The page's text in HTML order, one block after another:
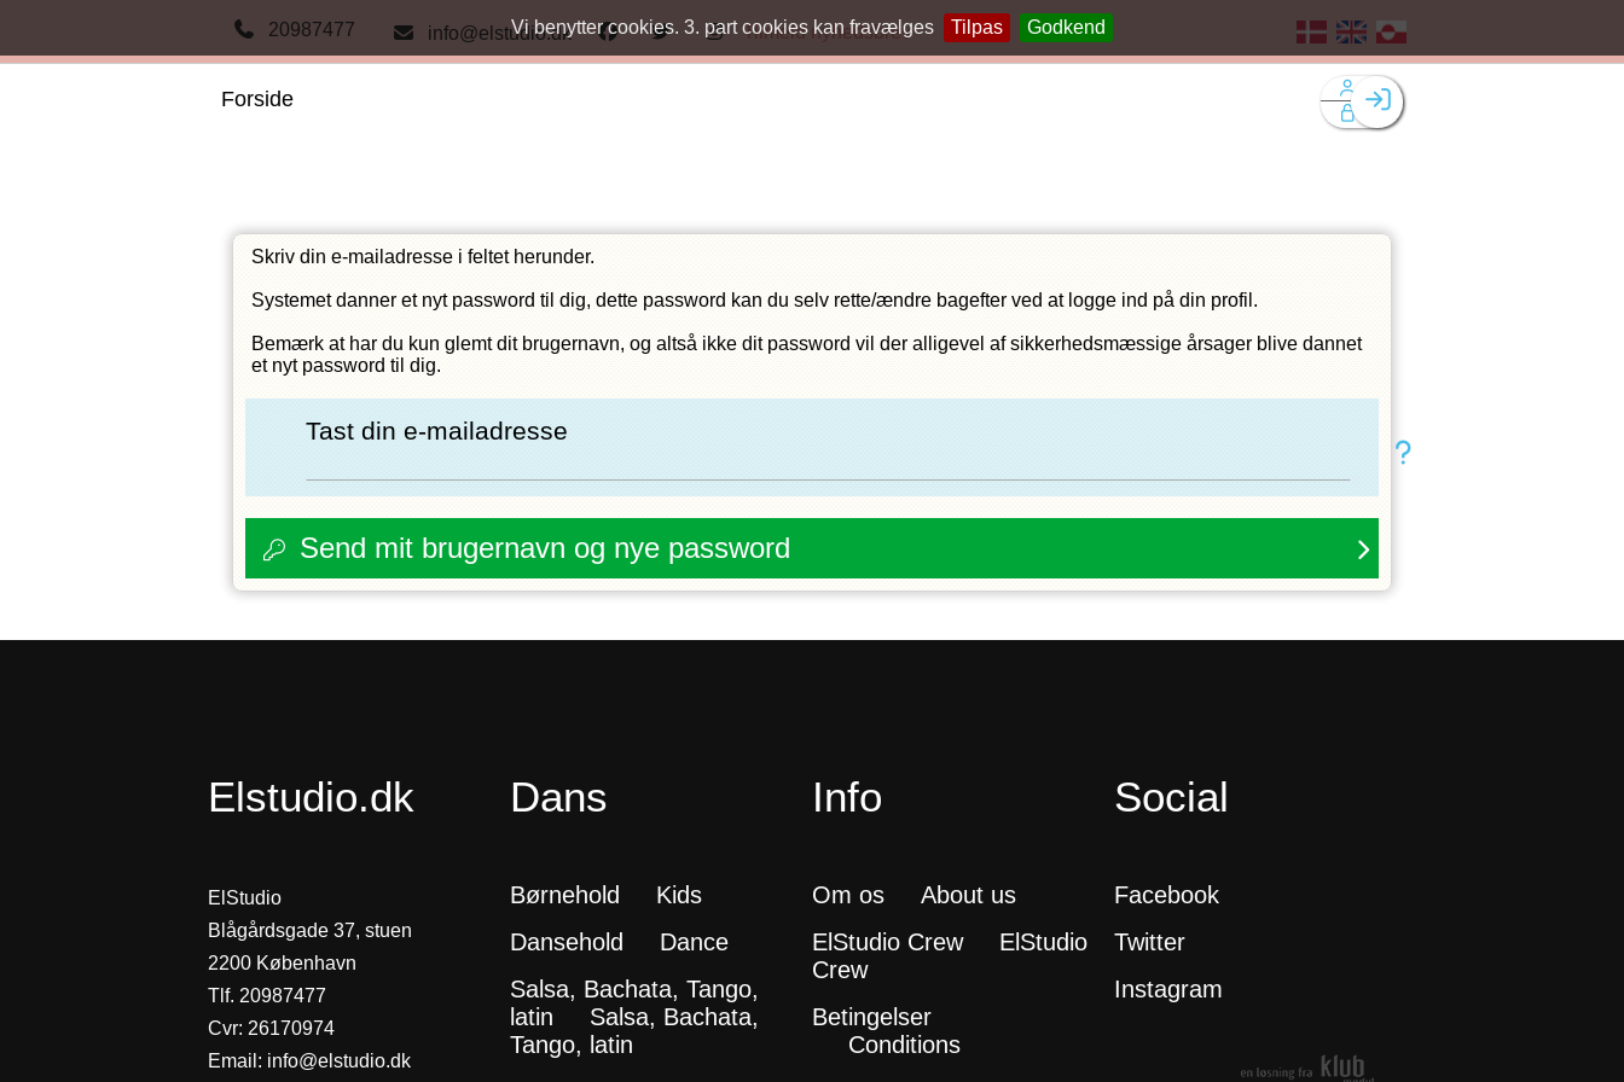
Vi benytter cookies. 3. part cookies kan fravælges Tilpas Godkend
20987477 info@elstudio.dk Tilmeld nyhedsbrev
Forside
Skriv din e-mailadresse i feltet herunder.
Systemet danner et nyt password til dig, dette password kan du selv rette/ændre bagefter ved at logge ind på din profil.
Bemærk at har du kun glemt dit brugernavn, og altså ikke dit password vil der alligevel af sikkerhedsmæssige årsager blive dannet
et nyt password til dig.
Tast din e-mailadresse
Send mit brugernavn og nye password
Elstudio.dk
ElStudio
Blågårdsgade 37, stuen
2200 København
Tlf. 20987477
Cvr: 26170974
Email: info@elstudio.dk
Dans
Børnehold
Kids
Dansehold
Dance
Salsa, Bachata, Tango,
latin
Salsa, Bachata,
Tango, latin
Info
Om os
About us
ElStudio Crew
ElStudio
Crew
Betingelser
Conditions
Social
Facebook
Twitter
Instagram